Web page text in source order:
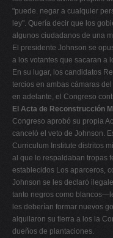
"puede. negar a cualquier
ley". Quería decir que los
algunos ciudadanos de una
El presidente Johnson se
a los votantes que sacaran a
En su lugar, los candidatos
tercios en ambas cámaras
en adelante, el Congreso
El Acta de Reconstrucción
Congreso aprobó su propia
canceló el veto de Johnson.
Curriculum Institute distritos
al que lo respaldaban tropas
establecidos Los aparceros,
Johnson se les declaró
tanto negros como
les deberían formar nuevos
alquilaron su tierra a los la
dueños de plantaciones.